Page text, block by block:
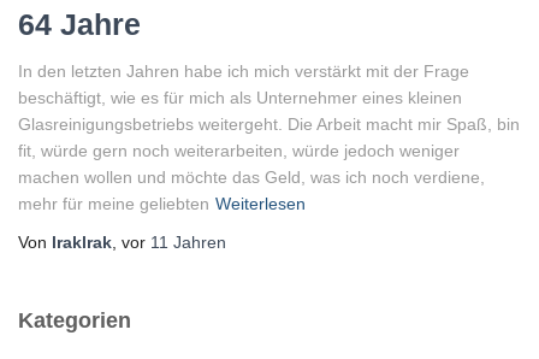
64 Jahre
In den letzten Jahren habe ich mich verstärkt mit der Frage
beschäftigt, wie es für mich als Unternehmer eines kleinen
Glasreinigungsbetriebs weitergeht. Die Arbeit macht mir Spaß, bin
fit, würde gern noch weiterarbeiten, würde jedoch weniger
machen wollen und möchte das Geld, was ich noch verdiene,
mehr für meine geliebten Weiterlesen
Von lraklrak , vor 11 Jahren
Kategorien